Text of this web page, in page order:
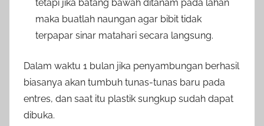
tetapi jika batang bawah ditanam pada lahan
maka buatlah naungan agar bibit tidak
terpapar sinar matahari secara langsung.
Dalam waktu 1 bulan jika penyambungan berhasil
biasanya akan tumbuh tunas-tunas baru pada
entres, dan saat itu plastik sungkup sudah dapat
dibuka.